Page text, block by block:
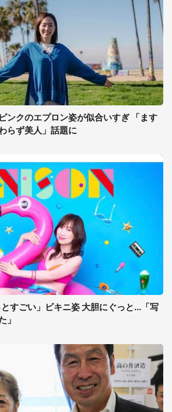
ンクのエプロン姿が似合いすぎ 「ます
らず美人」話題に
すごい」ビキニ姿 大胆にぐっと...「写
」